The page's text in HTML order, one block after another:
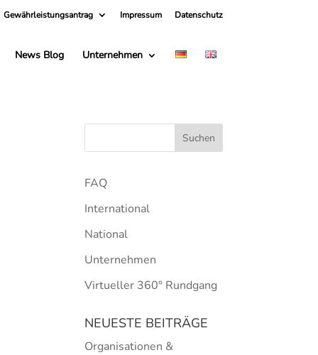
Gewährleistungsantrag Impressum Datenschutz
News Blog Unternehmen
FAQ
International
National
Unternehmen
Virtueller 360° Rundgang
NEUESTE BEITRÄGE
Organisationen &